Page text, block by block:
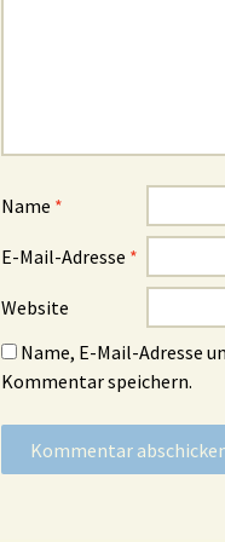
Name *
E-Mail-Adresse *
Website
Name, E-Mail-Adresse
Kommentar speichern.